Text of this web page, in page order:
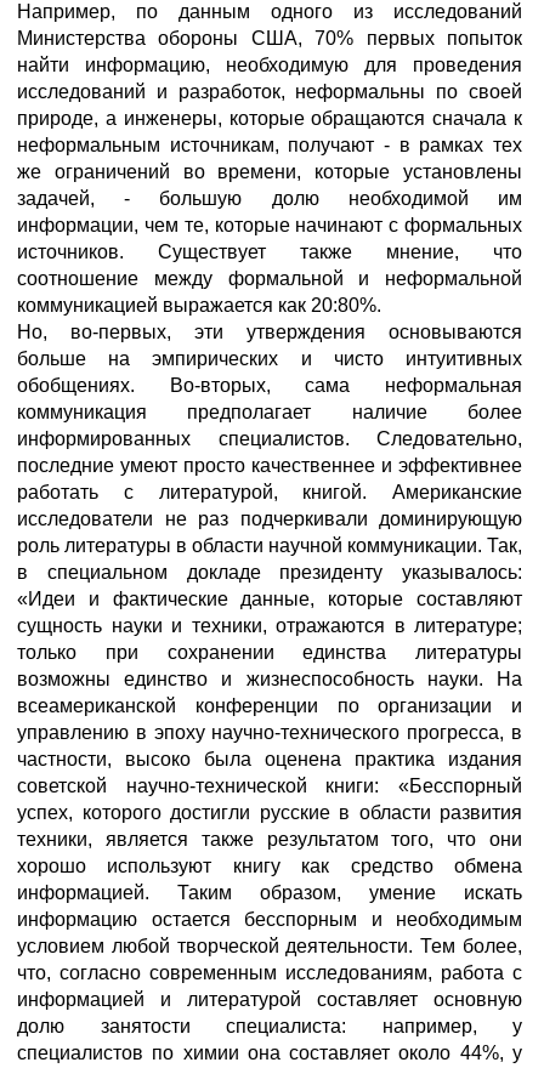
Например, по данным одного из исследований
Министерства обороны США, 70% первых попыток
найти информацию, необходимую для проведения
исследований и разработок, неформальны по своей
природе, а инженеры, которые обращаются сначала к
неформальным источникам, получают - в рамках тех
же ограничений во времени, которые установлены
задачей, - большую долю необходимой им
информации, чем те, которые начинают с формальных
источников. Существует также мнение, что
соотношение между формальной и неформальной
коммуникацией выражается как 20:80%.
Но, во-первых, эти утверждения основываются
больше на эмпирических и чисто интуитивных
обобщениях. Во-вторых, сама неформальная
коммуникация предполагает наличие более
информированных специалистов. Следовательно,
последние умеют просто качественнее и эффективнее
работать с литературой, книгой. Американские
исследователи не раз подчеркивали доминирующую
роль литературы в области научной коммуникации. Так,
в специальном докладе президенту указывалось:
«Идеи и фактические данные, которые составляют
сущность науки и техники, отражаются в литературе;
только при сохранении единства литературы
возможны единство и жизнеспособность науки. На
всеамериканской конференции по организации и
управлению в эпоху научно-технического прогресса, в
частности, высоко была оценена практика издания
советской научно-технической книги: «Бесспорный
успех, которого достигли русские в области развития
техники, является также результатом того, что они
хорошо используют книгу как средство обмена
информацией. Таким образом, умение искать
информацию остается бесспорным и необходимым
условием любой творческой деятельности. Тем более,
что, согласно современным исследованиям, работа с
информацией и литературой составляет основную
долю занятости специалиста: например, у
специалистов по химии она составляет около 44%, у